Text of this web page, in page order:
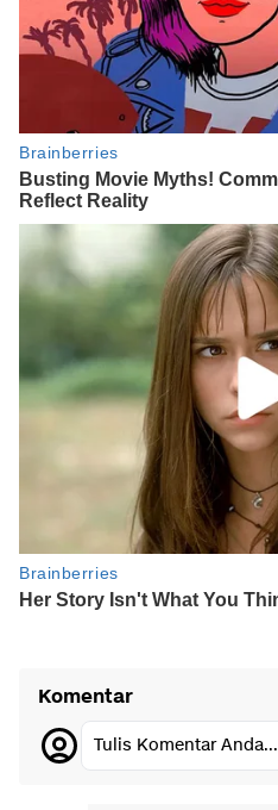
Komentar
Tulis Komentar Anda...